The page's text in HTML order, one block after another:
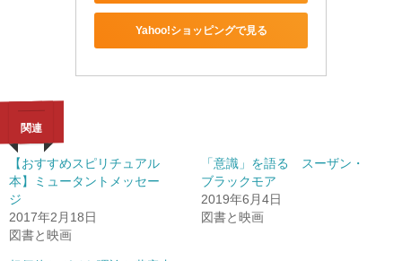
Yahoo!ショッピングで見る
関連
【おすすめスピリチュアル
本】ミュータントメッセー
ジ
2017年2月18日
図書と映画
「意識」を語る スーザン・
ブラックモア
2019年6月4日
図書と映画